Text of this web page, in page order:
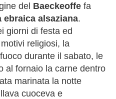
del Baeckeoffe fa
ebraica alsaziana.
giorni di festa ed
religiosi, la
durante il sabato, le
al fornaio la carne dentro
marinata la notte
cuoceva e